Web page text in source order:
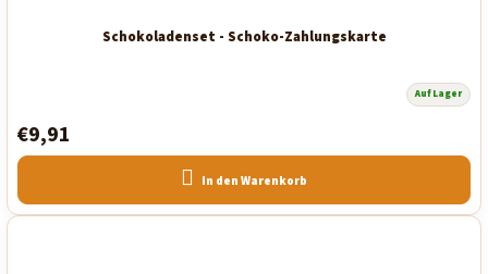
Schokoladenset - Schoko-Zahlungskarte
Auf Lager
€9,91
In den Warenkorb